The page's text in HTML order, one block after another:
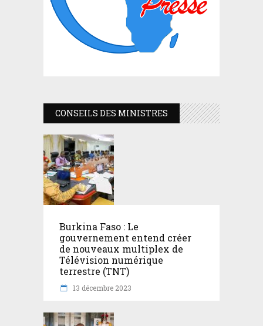
CONSEILS DES MINISTRES
Burkina Faso : Le
gouvernement entend créer
de nouveaux multiplex de
Télévision numérique
terrestre (TNT)
13 décembre 2023